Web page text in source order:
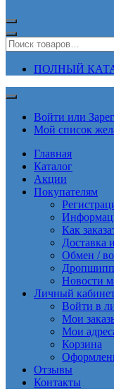
ПОЛНЫЙ
Войти или
Мой список
Главная
Каталог
Акции
Покупателям
Как
Доставка
Обмен /
Новости
Личный
Войти в
Мои
Мои
Корзина
Отзывы
Контакты